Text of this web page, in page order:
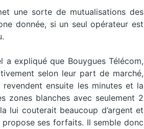
une sorte de mutualisations des
donnée, si un seul opérateur est
expliqué que Bouygues Télécom,
selon leur part de marché,
ensuite les minutes et la
zones blanches avec seulement 2
lui couterait beaucoup d’argent et
ses forfaits. Il semble donc